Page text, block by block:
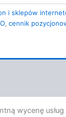
i sklepów
, cennik
wycenę